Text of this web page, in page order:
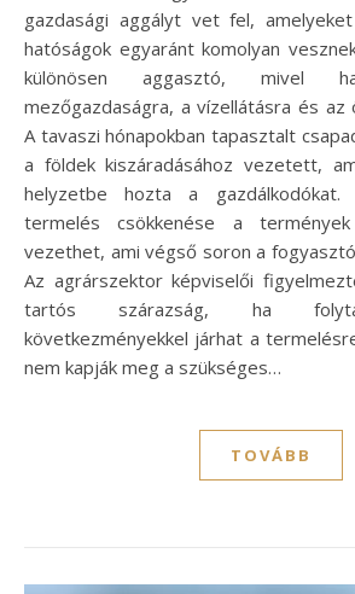
gazdasági aggályt vet fel,
hatóságok egyaránt komolyan
különösen aggasztó, mivel
mezőgazdaságra, a vízellátásra és az
A tavaszi hónapokban tapasztalt
a földek kiszáradásához vezetett,
helyzetbe hozta a gazdálkodókat.
termelés csökkenése a termények
vezethet, ami végső soron a
Az agrárszektor képviselői
tartós szárazság, ha
következményekkel járhat a
nem kapják meg a szükséges…
TOVÁBB